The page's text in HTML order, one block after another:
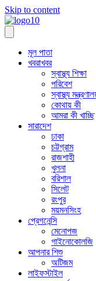
Skip to content
মূল পাতা
খবরাখবর
স্বাস্থ্য শিক্ষা
পরিবেশ
স্বাস্থ্য
কোথায় কী
আমরা কী খাচ্ছি
সারাদেশ
ঢাকা
চট্টগ্রাম
রাজশাহী
খুলনা
বরিশাল
সিলেট
রংপুর
ময়মনসিংহ
প্রেগনেন্সি
মেনোপজ
গাইনোকোলজি
আপনার শিশু
অটিজম
লাইফস্টাইল